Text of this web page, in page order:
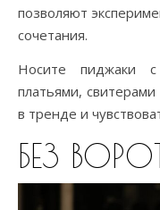
позволяют
сочетания.
Носите пиджаки
платьями,
в тренде и
БЕЗ